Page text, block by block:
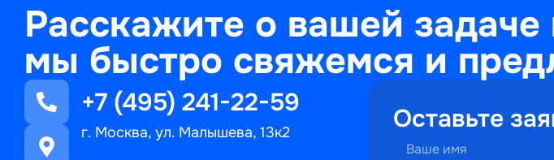
Расскажите о вашей
мы быстро свяжемся и
+7 (495) 241-22-59
г. Москва, ул. Малышева, 13к2 Оставьте